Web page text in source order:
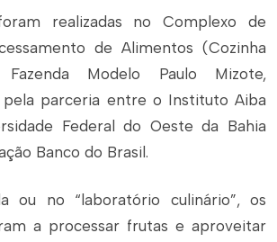
realizadas no Complexo de
de Alimentos (Cozinha
Modelo Paulo Mizote,
pela parceria entre o Instituto Aiba
Federal do Oeste da Bahia
Banco do Brasil.
ou no “laboratório culinário”, os
a processar frutas e aproveitar